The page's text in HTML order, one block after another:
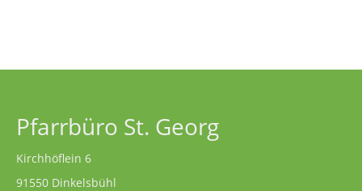
Pfarrbüro St. Georg
Kirchhöflein 6
91550 Dinkelsbühl